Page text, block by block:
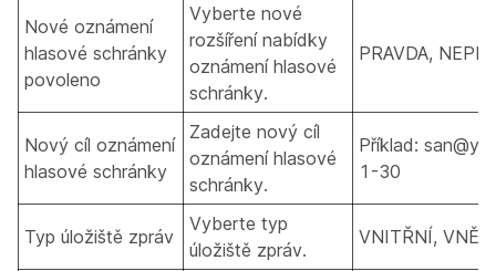
Nové oznámení
hlasové schránky
povoleno
Vyberte nové
rozšíření nabídky
oznámení hlasové
schránky.
PRAVDA,
Nový cíl oznámení
hlasové schránky
Zadejte nový cíl
oznámení hlasové
schránky.
Příklad:
1-30
Typ úložiště zpráv
Vyberte typ
úložiště zpráv.
VNITŘNÍ,